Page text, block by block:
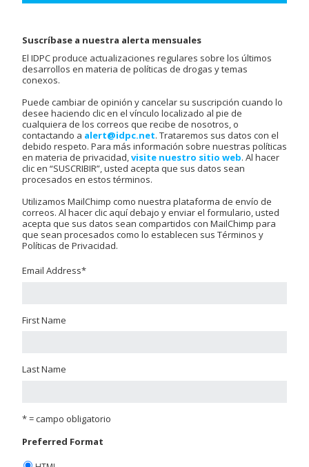
Suscríbase a nuestra alerta mensuales
El IDPC produce actualizaciones regulares sobre los últimos
desarrollos en materia de políticas de drogas y temas
conexos.
Puede cambiar de opinión y cancelar su suscripción cuando lo
desee haciendo clic en el vínculo localizado al pie de
cualquiera de los correos que recibe de nosotros, o
contactando a alert@idpc.net. Trataremos sus datos con el
debido respeto. Para más información sobre nuestras políticas
en materia de privacidad,visite nuestro sitio web. Al hacer
clic en “SUSCRIBIR”, usted acepta que sus datos sean
procesados en estos términos.
Utilizamos MailChimp como nuestra plataforma de envío de
correos. Al hacer clic aquí debajo y enviar el formulario, usted
acepta que sus datos sean compartidos con MailChimp para
que sean procesados como lo establecen sus Términos y
Políticas de Privacidad.
Email Address*
First Name
Last Name
* = campo obligatorio
Preferred Format